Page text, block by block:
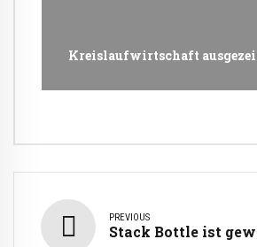
Kreislaufwirtschaft
PREVIOUS
Stack Bottle ist